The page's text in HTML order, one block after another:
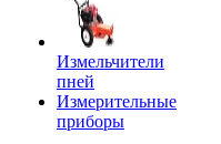
Измельчители
пней
Измерительные
приборы